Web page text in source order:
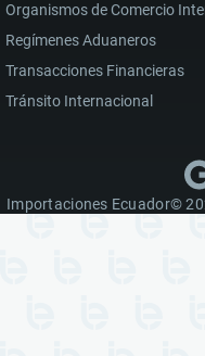
Organismos de Comercio
Regímenes Aduaneros
Transacciones Financieras
Tránsito Internacional
Importaciones Ecuador©